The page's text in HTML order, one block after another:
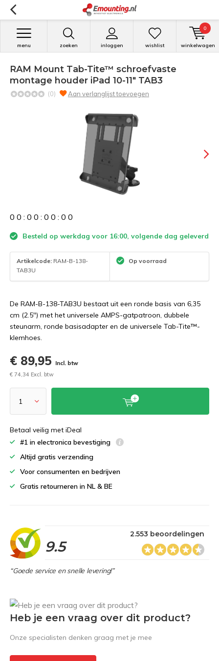
zoeken inloggen
menu wishlist winkelwagen
0
RAM Mount Tab-Tite™ schroefvaste
montage houder iPad 10-11" TAB3
(0) Aan verlanglijst toevoegen
0 0 : 0 0 : 0 0 : 0 0
Besteld op werkdag voor 16:00, volgende dag geleverd
Artikelcode: RAM-B-138-
TAB3U
Op voorraad
De RAM-B-138-TAB3U bestaat uit een ronde basis van 6,35
cm (2.5") met het universele AMPS-gatpatroon, dubbele
steunarm, ronde basisadapter en de universele Tab-Tite™-
klemhoes.
€ 89,95
Incl. btw
€ 74,34 Excl. btw
Betaal veilig met iDeal
#1 in electronica bevestiging
Altijd gratis verzending
Voor consumenten en bedrijven
Gratis retourneren in NL & BE
9.5
2.553 beoordelingen
“Goede service en snelle levering!”
Heb je een vraag over dit product?
Onze specialisten denken graag met je mee